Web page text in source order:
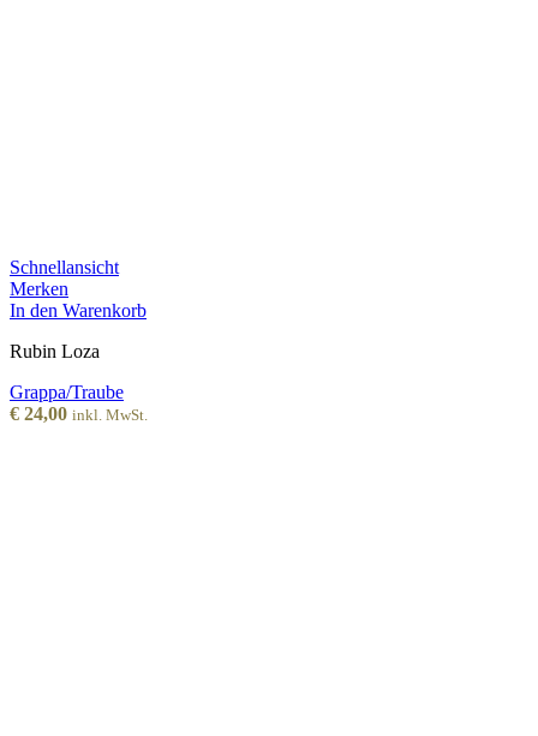
Schnellansicht
Merken
In den Warenkorb
Rubin Loza
Grappa/Traube
€ 24,00 inkl. MwSt.